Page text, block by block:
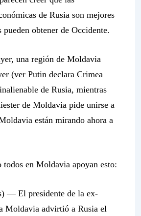
de Rusia son mejores
pueden obtener de Occidente.
una región de Moldavia
(ver Putin declara Crimea
de Rusia, mientras
de Moldavia pide unirse a
están mirando ahora a
todos en Moldavia apoyan esto:
— El presidente de la ex-
Moldavia advirtió a Rusia el